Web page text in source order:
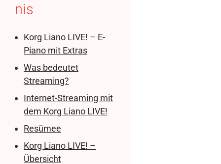
nis
Korg Liano LIVE! – E-
Piano mit Extras
Was bedeutet
Streaming?
Internet-Streaming mit
dem Korg Liano LIVE!
Resümee
Korg Liano LIVE! –
Übersicht